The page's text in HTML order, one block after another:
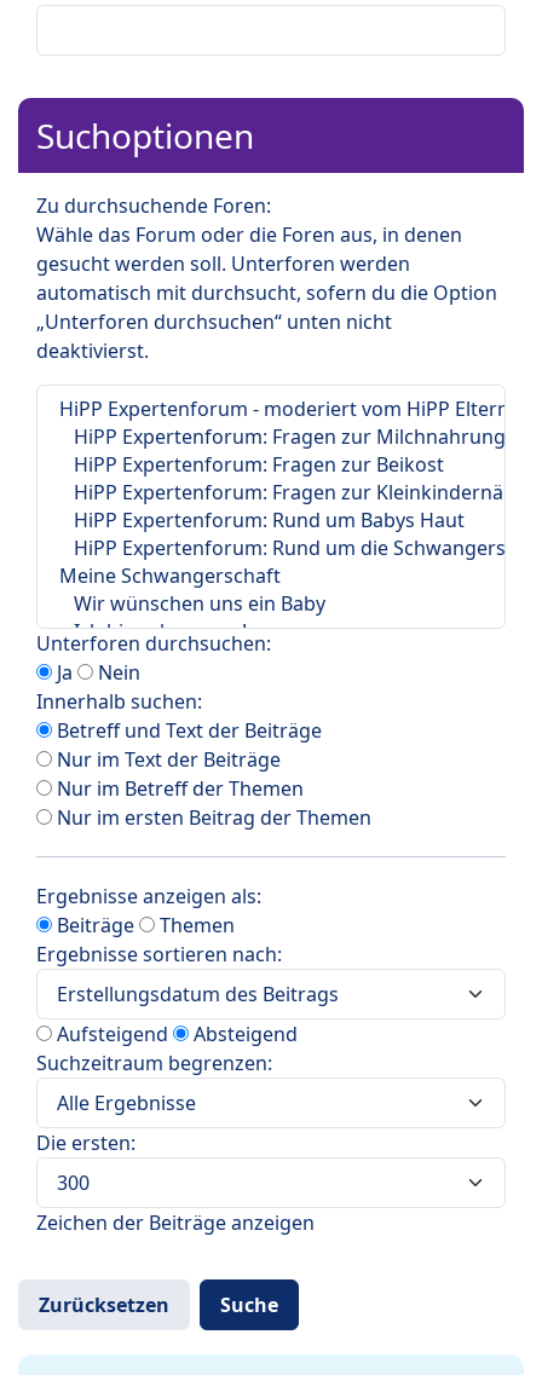
Suchoptionen
Zu durchsuchende Foren:
Wähle das Forum oder die Foren aus, in denen
gesucht werden soll. Unterforen werden
automatisch mit durchsucht, sofern du die Option
„Unterforen durchsuchen“ unten nicht
deaktivierst.
Unterforen durchsuchen:
Ja
Nein
Innerhalb suchen:
Betreff und Text der Beiträge
Nur im Text der Beiträge
Nur im Betreff der Themen
Nur im ersten Beitrag der Themen
Ergebnisse anzeigen als:
Beiträge
Themen
Ergebnisse sortieren nach:
Aufsteigend
Absteigend
Suchzeitraum begrenzen:
Die ersten:
Zeichen der Beiträge anzeigen